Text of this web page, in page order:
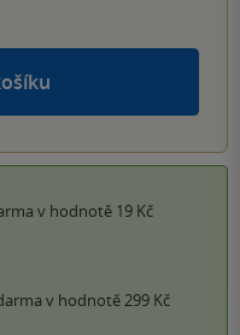
v hodnotě 19 Kč
v hodnotě 299 Kč